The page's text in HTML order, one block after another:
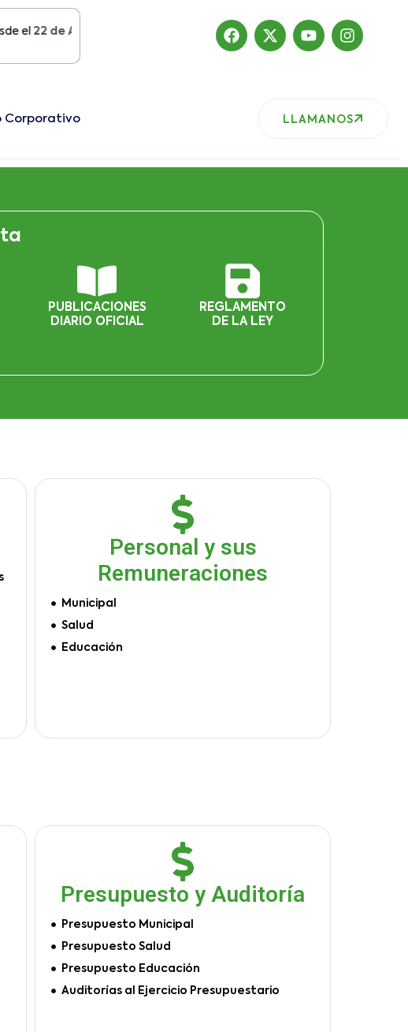
de Agosto del 2019 , nuestro sitio ha migrado
Corporativo LLAMANOS
PUBLICACIONES
DIARIO OFICIAL
REGLAMENTO
DE LA LEY
Personal y sus
Remuneraciones
Municipal
Salud
Educación
Presupuesto y Auditoría
Presupuesto Municipal
Presupuesto Salud
Presupuesto Educación
Auditorías al Ejercicio Presupuestario